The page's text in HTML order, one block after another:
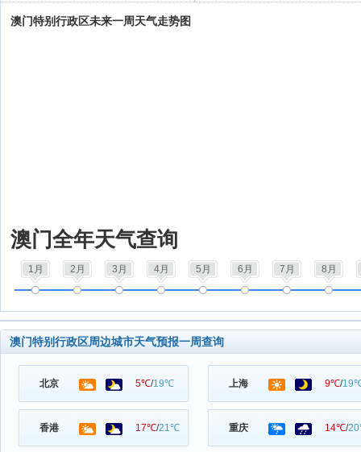
澳门特别行政区未来一周天气走势图
澳门全年天气查询
1月 2月 3月 4月 5月 6月 7月 8月
澳门特别行政区周边城市天气预报一周查询
北京 5℃/19℃ 上海 9℃/
香港 17℃/21℃ 重庆 14℃/